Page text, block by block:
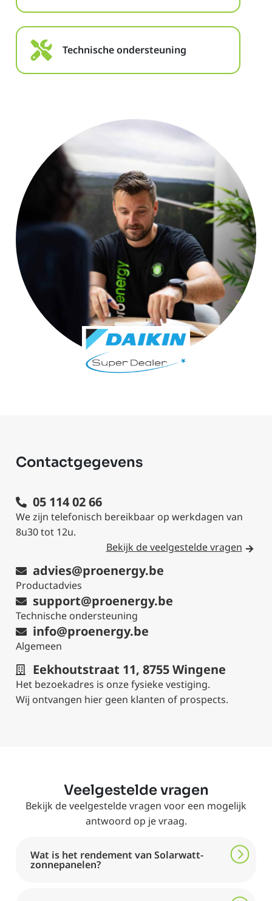
Technische ondersteuning
Contactgegevens
05 114 02 66
We zijn telefonisch bereikbaar op werkdagen van
8u30 tot 12u.
Bekijk de veelgestelde vragen
advies@proenergy.be
Productadvies
support@proenergy.be
Technische ondersteuning
info@proenergy.be
Algemeen
Eekhoutstraat 11, 8755 Wingene
Het bezoekadres is onze fysieke vestiging.
Wij ontvangen hier geen klanten of prospects.
Veelgestelde vragen
Bekijk de veelgestelde vragen voor een mogelijk
antwoord op je vraag.
Wat is het rendement van Solarwatt-
zonnepanelen?